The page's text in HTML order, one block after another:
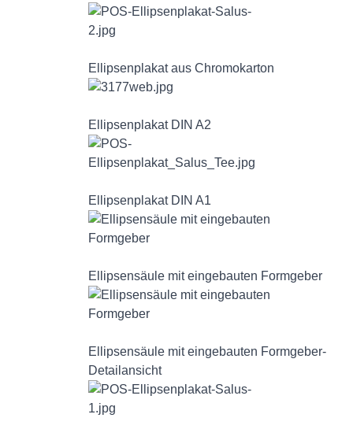
Ellipsenplakat aus Chromokarton
Ellipsenplakat DIN A2
Ellipsenplakat DIN A1
Ellipsensäule mit eingebauten Formgeber
Ellipsensäule mit eingebauten Formgeber-
Detailansicht